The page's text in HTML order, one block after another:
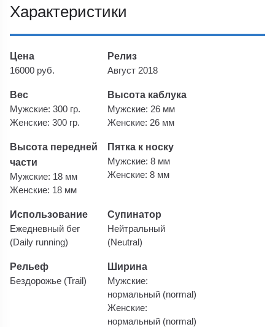
Характеристики
Цена
16000 руб.
Релиз
Август 2018
Вес
Мужские: 300 гр.
Женские: 300 гр.
Высота каблука
Мужские: 26 мм
Женские: 26 мм
Высота передней
части
Мужские: 18 мм
Женские: 18 мм
Пятка к носку
Мужские: 8 мм
Женские: 8 мм
Использование
Ежедневный бег
(Daily running)
Супинатор
Нейтральный
(Neutral)
Рельеф
Бездорожье (Trail)
Ширина
Мужские:
нормальный (normal)
Женские:
нормальный (normal)